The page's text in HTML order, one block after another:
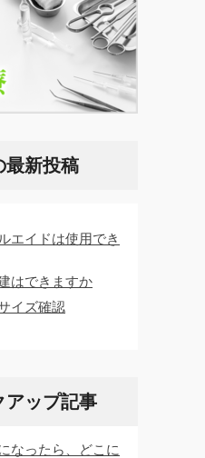
最新投稿
エイドは使用でき
はできますか
イズ確認
アップ記事
なったら、どこに